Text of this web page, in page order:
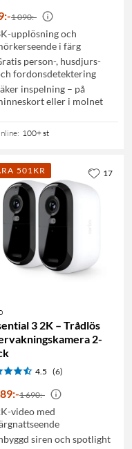
:-1 090:-
upplösning och
i färg
person-, husdjurs-
fordonsdetektering
inspelning – på
eller i molnet
: 100+ st
501KR
3 2K – Trådlös
2-
4.5 (6)
:-1 690:-
video med
siren och spotlight
17